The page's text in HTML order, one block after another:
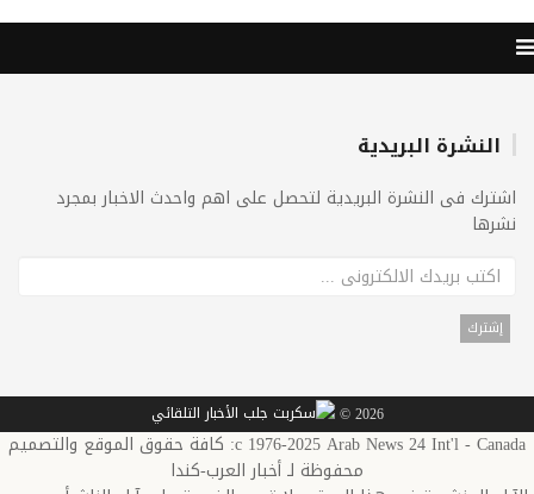
النشرة البريدية
اشترك فى النشرة البريدية لتحصل على اهم واحدث الاخبار بمجرد
نشرها
2026 ©
c 1976-2025 Arab News 24 Int'l - Canada: كافة حقوق الموقع والتصميم
محفوظة لـ أخبار العرب-كندا